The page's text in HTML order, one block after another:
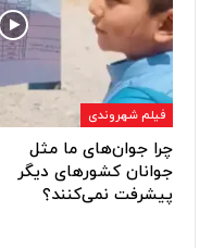
فیلم شهروندی
چرا جوان‌های ما مثل
جوانان کشورهای دیگر
پیشرفت نمی‌کنند؟